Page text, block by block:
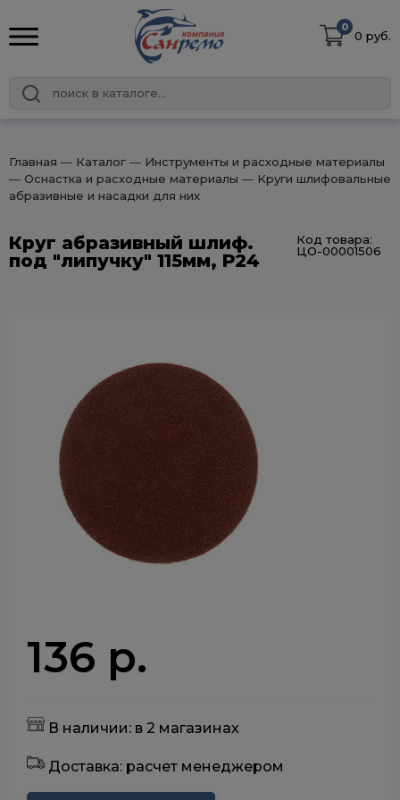
0
0 руб.
Главная ― Каталог ― Инструменты и расходные материалы
― Оснастка и расходные материалы ― Круги шлифовальные
абразивные и насадки для них
Круг абразивный шлиф.
под "липучку" 115мм, Р24
Код товара:
ЦО-00001506
136 р.
В наличии: в 2 магазинах
Доставка: расчет менеджером